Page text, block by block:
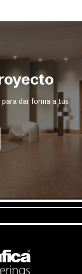
dar forma a tus